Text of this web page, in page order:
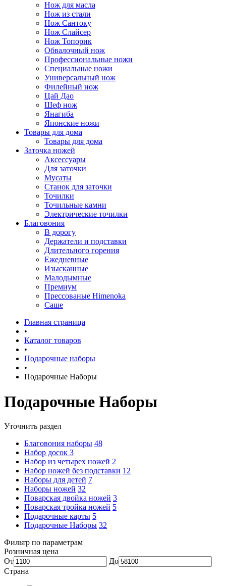
Нож для масла
Нож из стали
Нож Сантоку
Нож Слайсер
Нож Топорик
Обвалочный нож
Профессиональные ножи
Специальные ножи
Универсальный нож
Филейный нож
Цай Дао
Шеф нож
Янагиба
Японские ножи
Товары для дома
Товары для дома
Заточка ножей
Аксессуары
Для заточки
Мусаты
Станок для заточки
Точилки
Точильные камни
Электрические точилки
Благовония
В дорогу
Держатели и подставки
Длительного горения
Ежедневные
Изысканные
Малодымные
Премиум
Прессованые Himenoka
Саше
Главная страница
•
Каталог товаров
•
Подарочные наборы
•
Подарочные Наборы
Подарочные Наборы
Уточнить раздел
Благовония наборы 48
Набор досок 3
Набор из четырех ножей 2
Набор ножей без подставки 12
Наборы для детей 7
Наборы ножей 32
Поварская двойка ножей 3
Поварская тройка ножей 5
Подарочные карты 5
Подарочные Наборы 32
Фильтр по параметрам
Розничная цена
От
До
Страна